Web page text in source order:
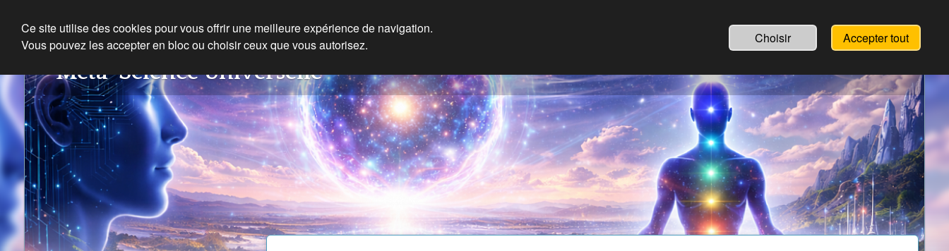
Méta-Science Universelle
Ce site utilise des cookies pour vous offrir une meilleure expérience de navigation.
Vous pouvez les accepter en bloc ou choisir ceux que vous autorisez.
Choisir Accepter tout